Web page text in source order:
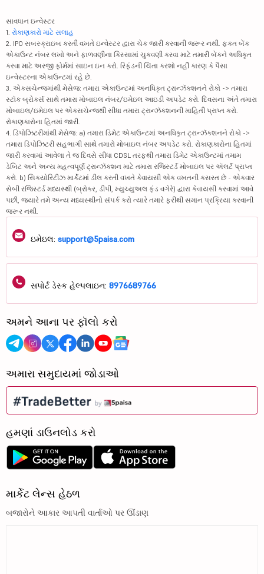
સાવધાન ઇન્વેસ્ટર
1. રોકાણકારો માટે સલાહ
2. IPO સબસ્ક્રાઇબ કરતી વખતે ઇન્વેસ્ટર દ્વારા ચેક જારી કરવાની જરૂર નથી. ફક્ત બેંક
એકાઉન્ટ નંબર લખો અને ફાળવણીના કિસ્સામાં ચુકવણી કરવા માટે તમારી બેંકને અધિકૃત
કરવા માટે અરજી ફોર્મમાં સાઇન ઇન કરો. રિફંડની ચિંતા કરશો નહીં કારણ કે પૈસા
ઇન્વેસ્ટરના એકાઉન્ટમાં રહે છે.
3. એક્સચેન્જમાંથી મેસેજ: તમારા એકાઉન્ટમાં અનધિકૃત ટ્રાન્ઝૅક્શનને રોકો -> તમારા
સ્ટૉક બ્રોકર્સ સાથે તમારા મોબાઇલ નંબર/ઇમેઇલ આઇડી અપડેટ કરો. દિવસના અંતે તમારા
મોબાઇલ/ઇમેઇલ પર એક્સચેન્જથી સીધા તમારા ટ્રાન્ઝૅક્શનની માહિતી પ્રાપ્ત કરો.
રોકાણકારોના હિતમાં જારી.
4. ડિપોઝિટરીમાંથી મેસેજ: a) તમારા ડિમેટ એકાઉન્ટમાં અનધિકૃત ટ્રાન્ઝૅક્શનને રોકો ->
તમારા ડિપોઝિટરી સહભાગી સાથે તમારો મોબાઇલ નંબર અપડેટ કરો. રોકાણકારોના હિતમાં
જારી કરવામાં આવેલા તે જ દિવસે સીધા CDSL તરફથી તમારા ડિમેટ એકાઉન્ટમાં તમામ
ડેબિટ અને અન્ય મહત્વપૂર્ણ ટ્રાન્ઝૅક્શન માટે તમારા રજિસ્ટર્ડ મોબાઇલ પર ઍલર્ટ પ્રાપ્ત
કરો. b) સિક્યોરિટીઝ માર્કેટમાં ડીલ કરતી વખતે કેવાયસી એક વખતની કસરત છે - એકવાર
સેબી રજિસ્ટર્ડ મધ્યસ્થી (બ્રોકર, ડીપી, મ્યુચ્યુઅલ ફંડ વગેરે) દ્વારા કેવાયસી કરવામાં આવે
પછી, જ્યારે તમે અન્ય મધ્યસ્થીનો સંપર્ક કરો ત્યારે તમારે ફરીથી સમાન પ્રક્રિયા કરવાની
જરૂર નથી.
ઇમેઇલ: support@5paisa.com
સપોર્ટ ડેસ્ક હેલ્પલાઇન: 8976689766
અમને આના પર ફૉલો કરો
અમારા સમુદાયમાં જોડાઓ
હમણાં ડાઉનલોડ કરો
માર્કેટ લેન્સ હેઠળ
બજારોને આકાર આપતી વાર્તાઓ પર ઊંડાણ